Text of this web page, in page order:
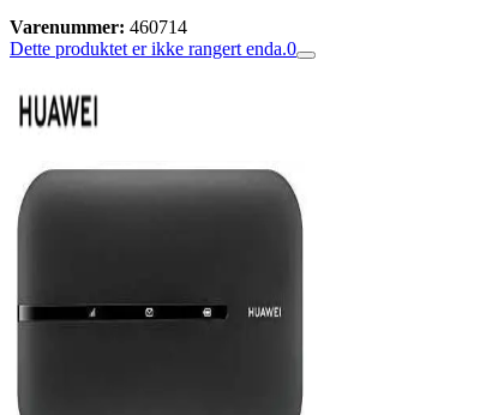
Varenummer: 460714
Dette produktet er ikke rangert enda.0